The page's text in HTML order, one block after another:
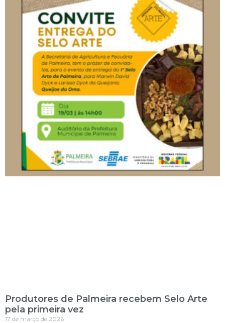
Produtores de Palmeira recebem Selo Arte
pela primeira vez
17 de março de 2026